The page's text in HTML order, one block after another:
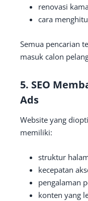
renovasi
cara
Semua pencarian
masuk calon
5. SEO
Ads
Website yang
memiliki:
struktur
kecepatan
pengalaman
konten yang